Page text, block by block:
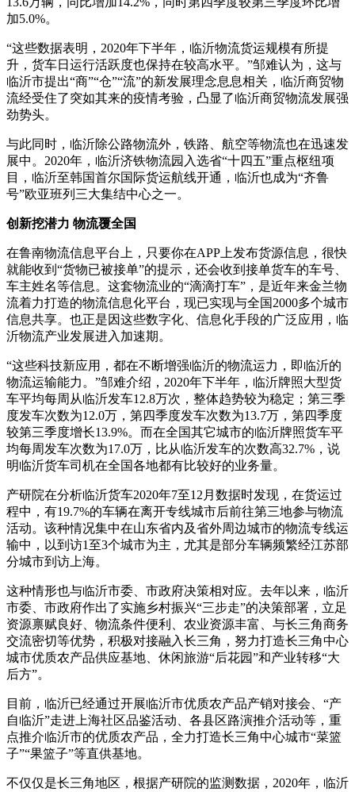
加5.0%。
“这些数据表明，2020年下半年，临沂物流货运规模有所提
升，货车日运行活跃度也保持在较高水平。”邹难认为，这与
临沂市提出“商”“仓”“流”的新发展理念息息相关，临沂商贸物
流经受住了突如其来的疫情考验，凸显了临沂商贸物流发展强
劲势头。
与此同时，临沂除公路物流外，铁路、航空等物流也在迅速发
展中。2020年，临沂济铁物流园入选省“十四五”重点枢纽项
目，临沂至韩国首尔国际货运航线开通，临沂也成为“齐鲁
号”欧亚班列三大集结中心之一。
创新挖潜力 物流覆全国
在鲁南物流信息平台上，只要你在APP上发布货源信息，很快
就能收到“货物已被接单”的提示，还会收到接单货车的车号、
车主姓名等信息。这套物流业的“滴滴打车”，是近年来金兰物
流着力打造的物流信息化平台，现已实现与全国2000多个城市
信息共享。也正是因这些数字化、信息化手段的广泛应用，临
沂物流产业发展进入加速期。
“这些科技新应用，都在不断增强临沂的物流运力，即临沂的
物流运输能力。”邹难介绍，2020年下半年，临沂牌照大型货
车平均每周从临沂发车12.8万次，整体趋势较为稳定；第三季
度发车次数为12.0万，第四季度发车次数为13.7万，第四季度
较第三季度增长13.9%。而在全国其它城市的临沂牌照货车平
均每周发车次数为17.0万，比从临沂发车的次数高32.7%，说
明临沂货车司机在全国各地都有比较好的业务量。
产研院在分析临沂货车2020年7至12月数据时发现，在货运过
程中，有19.7%的车辆在离开专线城市后前往第三地参与物流
活动。该种情况集中在山东省内及省外周边城市的物流专线运
输中，以到访1至3个城市为主，尤其是部分车辆频繁经江苏部
分城市到访上海。
这种情形也与临沂市委、市政府决策相对应。去年以来，临沂
市委、市政府作出了实施乡村振兴“三步走”的决策部署，立足
资源禀赋良好、物流条件便利、农业资源丰富、与长三角商务
交流密切等优势，积极对接融入长三角，努力打造长三角中心
城市优质农产品供应基地、休闲旅游“后花园”和产业转移“大
后方”。
目前，临沂已经通过开展临沂市优质农产品产销对接会、“产
自临沂”走进上海社区品鉴活动、各县区路演推介活动等，重
点推介临沂市的优质农产品，全力打造长三角中心城市“菜篮
子”“果篮子”等直供基地。
不仅仅是长三角地区，根据产研院的监测数据，2020年，临沂